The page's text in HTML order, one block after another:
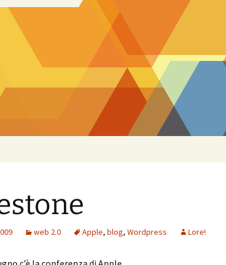
web 2.0 Apple, blog, Wordpress Lore!